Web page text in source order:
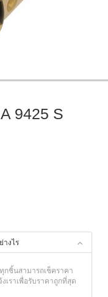
9425 S
างไร
กชิ้นสามารถเช็คราคา
เราเพื่อรับราคาถูกที่สุด